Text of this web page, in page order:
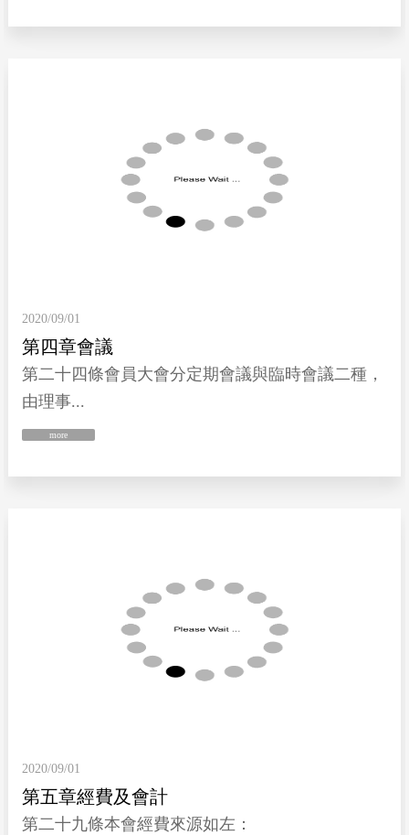
2020/09/01
第四章會議
第二十四條會員大會分定期會議與臨時會議二種，
由理事...
more
2020/09/01
第五章經費及會計
第二十九條本會經費來源如左：